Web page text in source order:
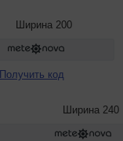
Ширина 200
Получить код
Ширина 240